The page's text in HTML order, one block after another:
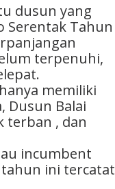
dusun yang
Serentak Tahun
terpenuhi,
memiliki
Dusun Balai
terban , dan
incumbent
ini tercatat